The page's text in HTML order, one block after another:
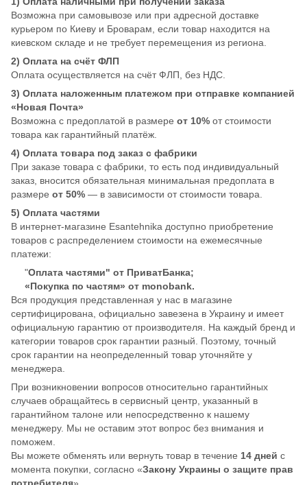
Возможна при самовывозе или при адресной доставке
курьером по Киеву и Броварам, если товар находится на
киевском складе и не требует перемещения из региона.
2) Оплата на счёт ФЛП
Оплата осуществляется на счёт ФЛП, без НДС.
3) Оплата наложенным платежом при отправке компанией
«Новая Почта»
Возможна с предоплатой в размере от 10% от стоимости
товара как гарантийный платёж.
4) Оплата товара под заказ с фабрики
При заказе товара с фабрики, то есть под индивидуальный
заказ, вносится обязательная минимальная предоплата в
размере от 50% — в зависимости от стоимости товара.
5) Оплата частями
В интернет-магазине Esantehnika доступно приобретение
товаров с распределением стоимости на ежемесячные
платежи:
"Оплата частями" от ПриватБанка;
«Покупка по частям» от monobank.
Вся продукция представленная у нас в магазине
сертифицирована, официально завезена в Украину и имеет
официальную гарантию от производителя. На каждый бренд и
категории товаров срок гарантии разный. Поэтому, точный
срок гарантии на неопределенный товар уточняйте у
менеджера.
При возникновении вопросов относительно гарантийных
случаев обращайтесь в сервисный центр, указанный в
гарантийном талоне или непосредственно к нашему
менеджеру. Мы не оставим этот вопрос без внимания и
поможем.
Вы можете обменять или вернуть товар в течение 14 дней с
момента покупки, согласно «Закону Украины о защите прав
потребителя».